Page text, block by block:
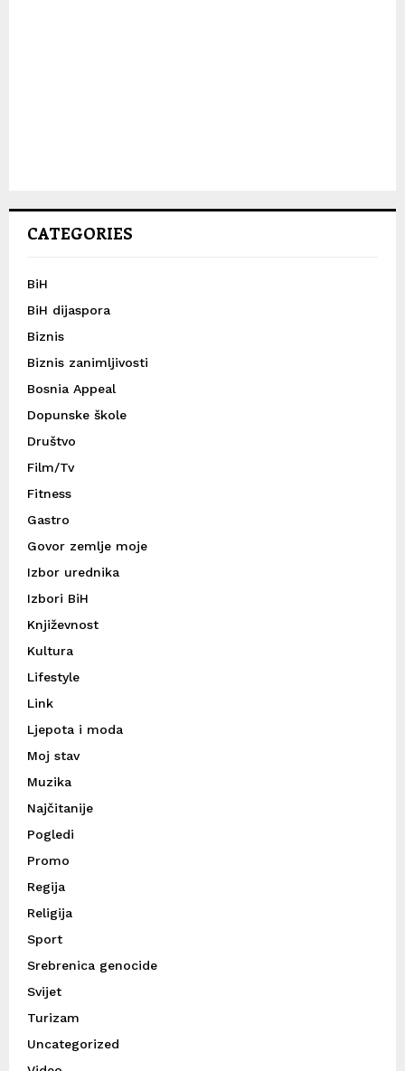
CATEGORIES
BiH
BiH dijaspora
Biznis
Biznis zanimljivosti
Bosnia Appeal
Dopunske škole
Društvo
Film/Tv
Fitness
Gastro
Govor zemlje moje
Izbor urednika
Izbori BiH
Književnost
Kultura
Lifestyle
Link
Ljepota i moda
Moj stav
Muzika
Najčitanije
Pogledi
Promo
Regija
Religija
Sport
Srebrenica genocide
Svijet
Turizam
Uncategorized